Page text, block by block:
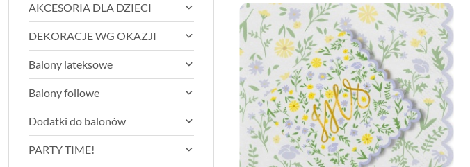
AKCESORIA DLA DZIECI
DEKORACJE WG OKAZJI
Balony lateksowe
Balony foliowe
Dodatki do balonów
PARTY TIME!